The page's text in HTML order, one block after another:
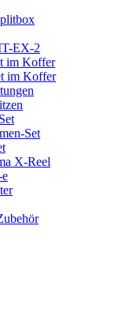
EX-2
im Koffer
im Koffer
Set
X-Reel